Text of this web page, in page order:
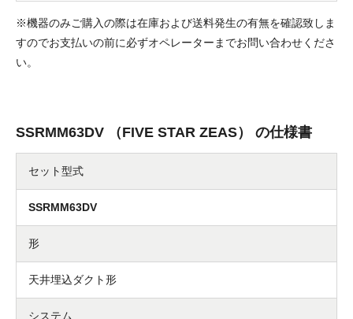
※機器のみご購入の際は在庫および送料発生の有無を確認致しま
すのでお支払いの前に必ずオペレーターまでお問い合わせくださ
い。
SSRMM63DV （FIVE STAR ZEAS） の仕様書
セット型式
SSRMM63DV
形
天井埋込ダクト形
システム